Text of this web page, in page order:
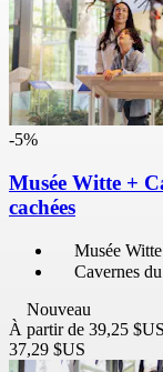
-5%
Musée Witte +
cachées
Musée
Cavernes
Nouveau
À partir de 39,25 $US
37,29 $US